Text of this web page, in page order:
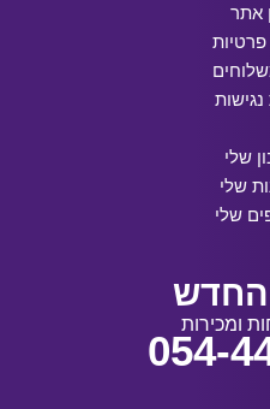
אתר
פרטיות
שלי
שלי
שלי
החדש
ומכירות
054-